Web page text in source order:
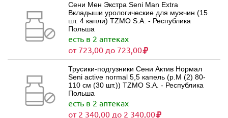
Сени Мен Экстра Seni Man Extra
Вкладыши урологические для мужчин (15
шт. 4 капли) TZMO S.A. - Республика
Польша
есть в 2 аптеках
от 723,00 до 723,00
Трусики-подгузники Сени Актив Нормал
Seni active normal 5,5 капель (р.M (2) 80-
110 см (30 шт.)) TZMO S.A. - Республика
Польша
есть в 2 аптеках
от 2 340,00 до 2 340,00